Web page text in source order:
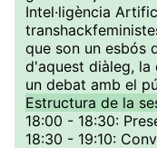
Intel·ligència
que son un esbós
d'aquest diàleg, la
un debat amb el
Estructura de la
18:00 - 18:30:
18:30 - 19:10: